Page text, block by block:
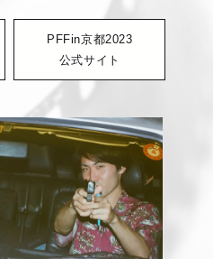
PFFin京都2023
公式サイト